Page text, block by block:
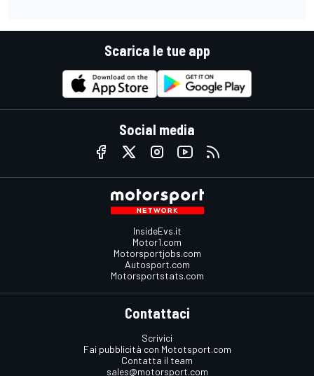
Scarica le tue app
Social media
InsideEvs.it
Motor1.com
Motorsportjobs.com
Autosport.com
Motorsportstats.com
Contattaci
Scrivici
Fai pubblicità con Mototsport.com
Contatta il team
sales@motorsport.com